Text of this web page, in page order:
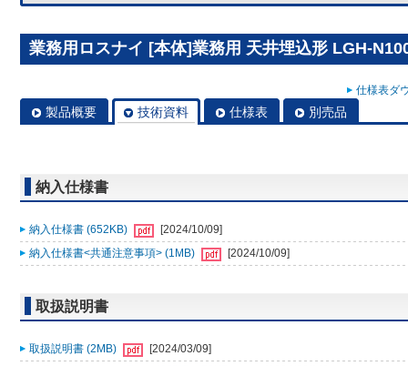
業務用ロスナイ [本体]業務用 天井埋込形 LGH-
仕様表ダ
製品概要 技術資料 仕様表 別売品
納入仕様書
納入仕様書 (652KB)
[2024/10/09]
納入仕様書<共通注意事項> (1MB)
[2024/10/09]
取扱説明書
取扱説明書 (2MB)
[2024/03/09]